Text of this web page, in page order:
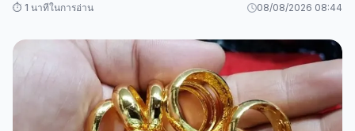
⏱️ 1 นาทีในการอ่าน 08/08/2026 08:44